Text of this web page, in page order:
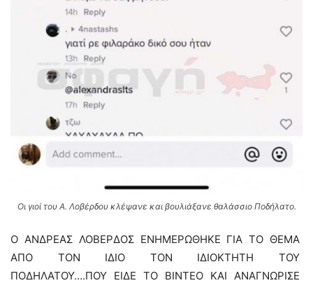
Οι γιοί του Α. Λοβέρδου κλέψανε και βουλιάξανε θαλάσσιο Ποδήλατο.
Ο ΑΝΔΡΕΑΣ ΛΟΒΕΡΔΟΣ ΕΝΗΜΕΡΩΘΗΚΕ ΓΙΑ ΤΟ ΘΕΜΑ
ΑΠΟ ΤΟΝ ΙΔΙΟ ΤΟΝ ΙΔΙΟΚΤΗΤΗ ΤΟΥ
ΠΟΔΗΛΑΤΟΥ….ΠΟΥ ΕΙΔΕ ΤΟ ΒΙΝΤΕΟ ΚΑΙ ΑΝΑΓΝΩΡΙΣΕ